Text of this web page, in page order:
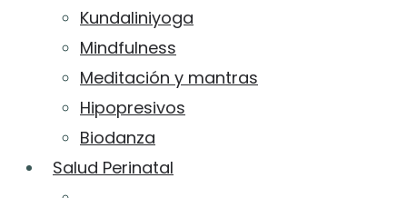
Kundaliniyoga
Mindfulness
Meditación y mantras
Hipopresivos
Biodanza
Salud Perinatal